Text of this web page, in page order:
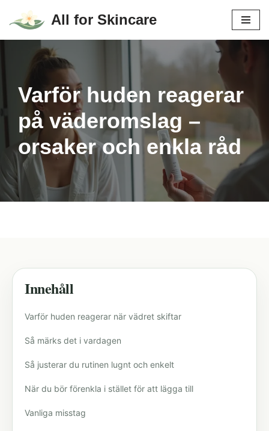
Hoppa
All for Skincare
Varför huden reagerar
på väderomslag –
orsaker och enkla råd
Innehåll
Varför huden reagerar när vädret skiftar
Så märks det i vardagen
Så justerar du rutinen lugnt och enkelt
När du bör förenkla i stället för att lägga till
Vanliga misstag